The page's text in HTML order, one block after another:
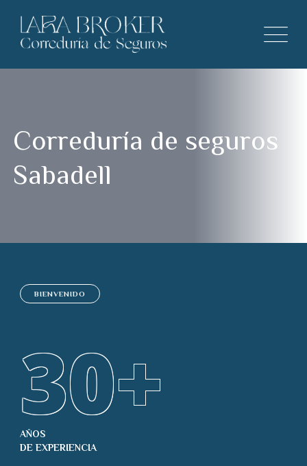
Correduría de seguros
Sabadell
BIENVENIDO
30+
AÑOS
DE EXPERIENCIA